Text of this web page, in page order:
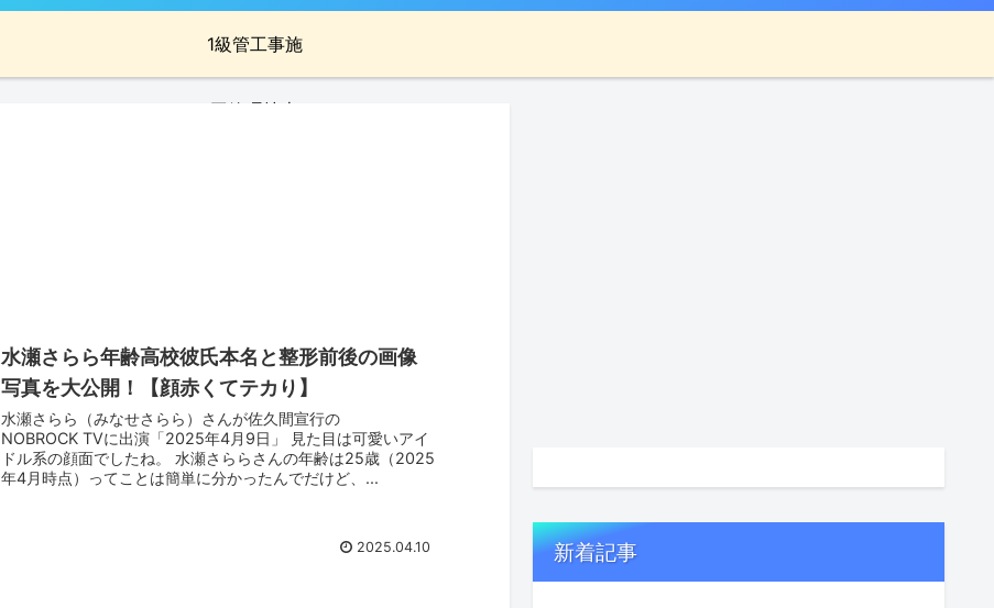
1級管工事施
工管理技士
水瀬さらら年齢高校彼氏本名と整形前後の画像
写真を大公開！【顔赤くてテカり】
水瀬さらら（みなせさらら）さんが佐久間宣行の
NOBROCK TVに出演「2025年4月9日」 見た目は可愛いアイ
ドル系の顔面でしたね。 水瀬さららさんの年齢は25歳（2025
年4月時点）ってことは簡単に分かったんでだけど、...
2025.04.10 新着記事